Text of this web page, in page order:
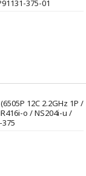
375-01
12C 2.2GHz 1P /
o / NS204i-u /